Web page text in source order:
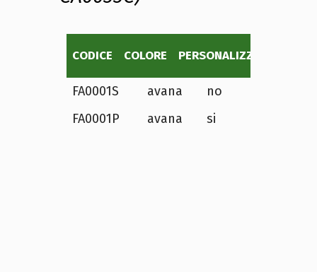
CODICE COLORE PERSONALIZZABILE
FA0001S avana
no
FA0001P
avana si